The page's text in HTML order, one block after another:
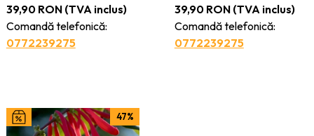
39,90 RON(TVA inclus)
Comandă telefonică:
0772239275
39,90 RON(TVA inclus)
Comandă telefonică:
0772239275
47%